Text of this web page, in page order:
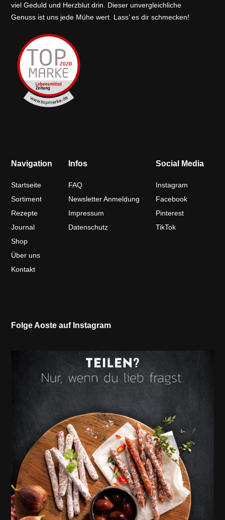
viel Geduld und Herzblut drin. Dieser unvergleichliche
Genuss ist uns jede Mühe wert. Lass’ es dir schmecken!
Navigation
Startseite
Sortiment
Rezepte
Journal
Shop
Über uns
Kontakt
Infos
FAQ
Newsletter Anmeldung
Impressum
Datenschutz
Social Media
Instagram
Facebook
Pinterest
TikTok
Folge Aoste auf Instagram